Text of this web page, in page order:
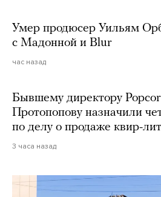
Умер продюсер Уильям
с Мадонной и Blur
час назад
Бывшему директору
Протопопову назначили
по делу о продаже квир-
3 часа назад